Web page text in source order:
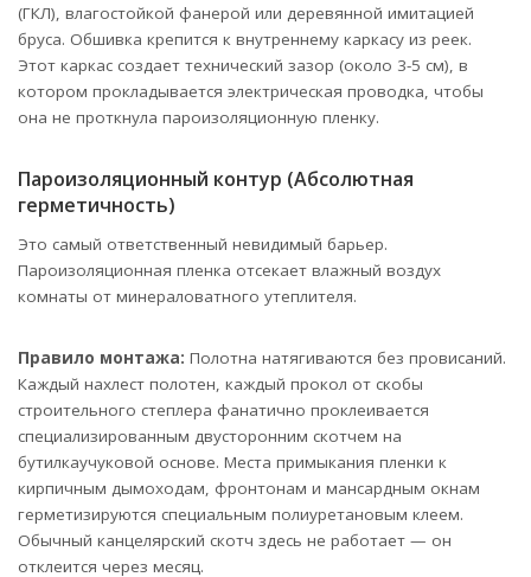
(ГКЛ), влагостойкой фанерой или деревянной имитацией
бруса. Обшивка крепится к внутреннему каркасу из реек.
Этот каркас создает технический зазор (около 3-5 см), в
котором прокладывается электрическая проводка, чтобы
она не проткнула пароизоляционную пленку.
Пароизоляционный контур (Абсолютная
герметичность)
Это самый ответственный невидимый барьер.
Пароизоляционная пленка отсекает влажный воздух
комнаты от минераловатного утеплителя.
Правило монтажа: Полотна натягиваются без провисаний.
Каждый нахлест полотен, каждый прокол от скобы
строительного степлера фанатично проклеивается
специализированным двусторонним скотчем на
бутилкаучуковой основе. Места примыкания пленки к
кирпичным дымоходам, фронтонам и мансардным окнам
герметизируются специальным полиуретановым клеем.
Обычный канцелярский скотч здесь не работает — он
отклеится через месяц.